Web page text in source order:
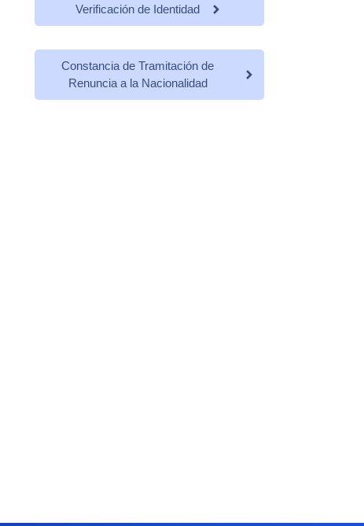
Verificación de Identidad
Constancia de Tramitación de
Renuncia a la Nacionalidad